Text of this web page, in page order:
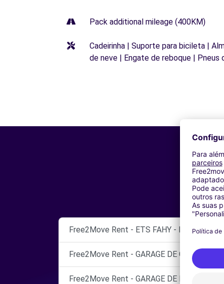
Pack additional mileage (400KM)
Cadeirinha | Suporte para bicileta |
de neve | Engate de reboque | Pneus
Free2Move Rent - ETS FAHY -
Free2Move Rent - GARAGE DE GADAGNE -
Free2Move Rent - GARAGE DE LA PLAINE